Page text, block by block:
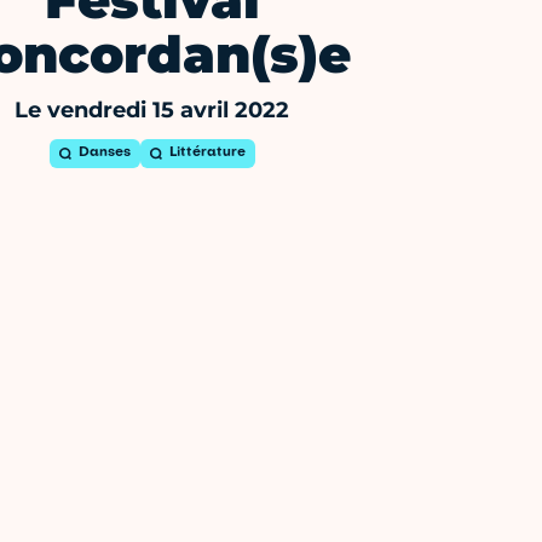
Le vendredi 15 avril 2022
Danses Littérature